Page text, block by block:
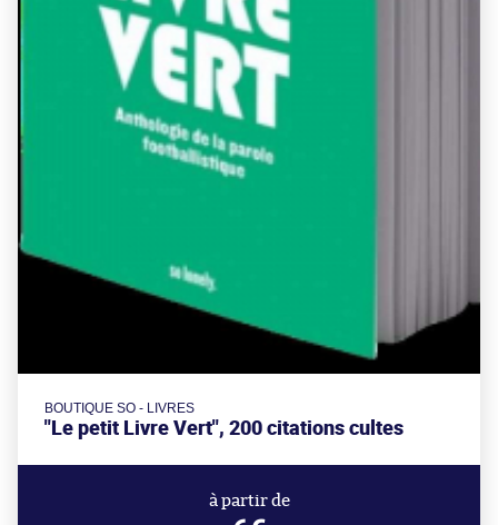
BOUTIQUE SO - LIVRES
"Le petit Livre Vert", 200 citations cultes
à partir de